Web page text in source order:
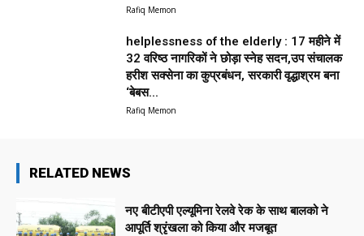
Rafiq Memon
helplessness of the elderly : 17 महीने में
32 वरिष्ठ नागरिकों ने छोड़ा स्नेह सदन,उप संचालक
हरीश सक्सेना का कुप्रबंधन, सरकारी वृद्धाश्रम बना
‘बेबस...
Rafiq Memon
RELATED NEWS
नए बीटीएपी एल्यूमिना रेलवे रेक के साथ बालको ने
आपूर्ति श्रृंखला को किया और मजबूत